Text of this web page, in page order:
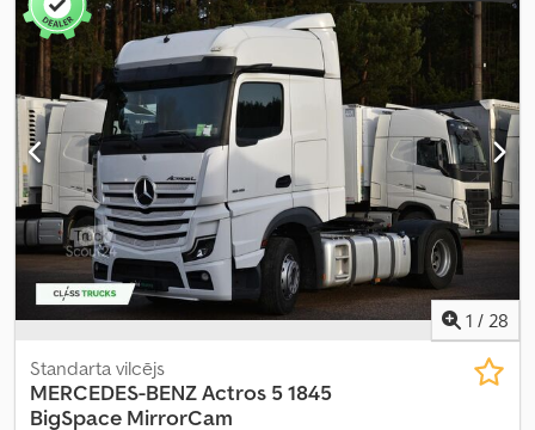
Ražošanas gads:2023, cilindru skaits:6, dzinēja tilpums:12 800
cm³, stūres rata pozīcija: kreisais , Aprīkojums:
pilna apkope
vēsture, stūres pastiprinātājs,
1 / 28
Standarta vilcējs
MERCEDES-BENZActros 5 1845
BigSpace MirrorCam